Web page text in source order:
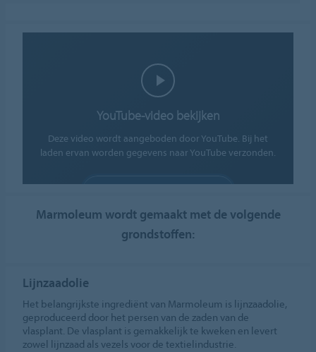
YouTube-video bekijken
Deze video wordt aangeboden door YouTube. Bij het
laden ervan worden gegevens naar YouTube verzonden.
Cookie-instellingen
Marmoleum wordt gemaakt met de volgende
grondstoffen:
Lijnzaadolie
Het belangrijkste ingrediënt van Marmoleum is lijnzaadolie,
geproduceerd door het persen van de zaden van de
vlasplant. De vlasplant is gemakkelijk te kweken en levert
zowel lijnzaad als vezels voor de textielindustrie.